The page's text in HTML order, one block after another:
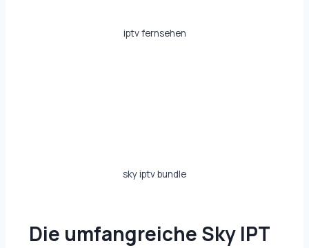
iptv fernsehen
sky iptv bundle
Die umfangreiche Sky IPT